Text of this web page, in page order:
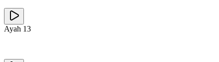
Ayah 13